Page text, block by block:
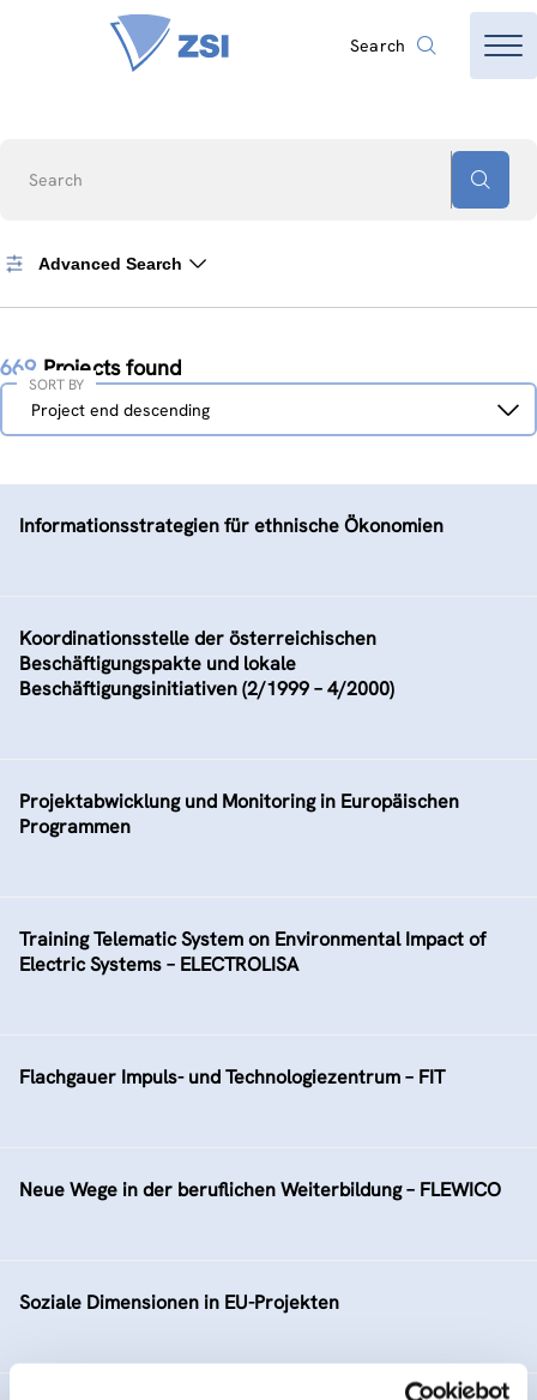
Search
Search
Advanced Search
669 Projects found
Sort
Project end descending
SORT BY
Informationsstrategien für ethnische Ökonomien
Koordinationsstelle der österreichischen
Beschäftigungspakte und lokale
Beschäftigungsinitiativen (2/1999 – 4/2000)
Projektabwicklung und Monitoring in Europäischen
Programmen
Training Telematic System on Environmental Impact of
Electric Systems – ELECTROLISA
Flachgauer Impuls- und Technologiezentrum – FIT
Neue Wege in der beruflichen Weiterbildung – FLEWICO
Soziale Dimensionen in EU-Projekten